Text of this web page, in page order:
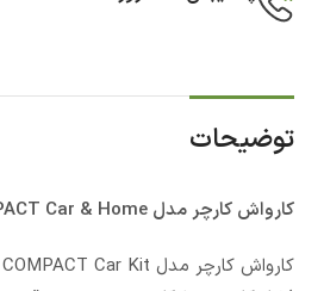
توضیحات
کارواش کارچر مدل K2 COMPACT Car & Home :